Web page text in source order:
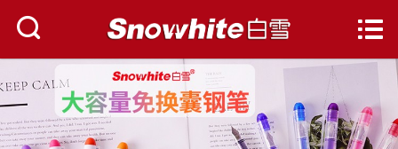
网站首页
资讯中心

